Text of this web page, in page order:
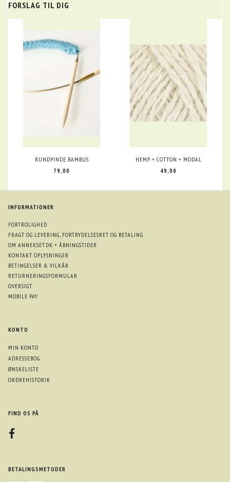
FORSLAG TIL DIG
RUNDPINDE BAMBUS
79,00
HEMP + COTTON + MODAL
49,00
INFORMATIONER
FORTROLIGHED
FRAGT OG LEVERING, FORTRYDELSESRET OG BETALING
OM ANNEKSET.DK + ÅBNINGSTIDER
KONTAKT OPLYSNINGER
BETINGELSER & VILKÅR
RETURNERINGSFORMULAR
OVERSIGT
MOBILE PAY
KONTO
MIN KONTO
ADRESSEBOG
ØNSKELISTE
ORDREHISTORIK
FIND OS PÅ
BETALINGSMETODER